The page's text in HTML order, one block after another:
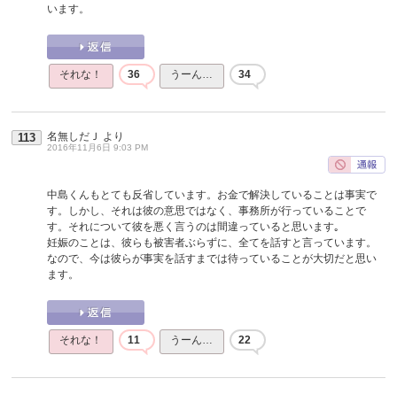
います。
それな！ 36 うーん… 34
113 名無しだＪ より
2016年11月6日 9:03 PM
中島くんもとても反省しています。お金で解決していることは事実で
す。しかし、それは彼の意思ではなく、事務所が行っていることで
す。それについて彼を悪く言うのは間違っていると思います｡
妊娠のことは、彼らも被害者ぶらずに、全てを話すと言っています。
なので、今は彼らが事実を話すまでは待っていることが大切だと思い
ます。
それな！ 11 うーん… 22